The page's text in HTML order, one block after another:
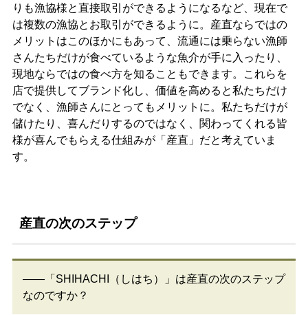
りも漁協様と直接取引ができるようになるなど、現在で
は複数の漁協とお取引ができるように。産直ならではの
メリットはこのほかにもあって、流通には乗らない漁師
さんたちだけが食べているような魚介が手に入ったり、
現地ならではの食べ方を知ることもできます。これらを
店で提供してブランド化し、価値を高めると私たちだけ
でなく、漁師さんにとってもメリットに。私たちだけが
儲けたり、喜んだりするのではなく、関わってくれる皆
様が喜んでもらえる仕組みが「産直」だと考えていま
す。
産直の次のステップ
――「SHIHACHI（しはち）」は産直の次のステップ
なのですか？